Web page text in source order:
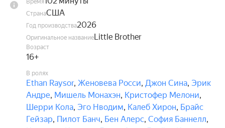
Время
СтранаСША
Год производства2026
Оригинальное названиеLittle Brother
Возраст
16+
В ролях
Ethan Raysor, Женовева Росси, Джон Сина, Эрик
Андре, Мишель Монахэн, Кристофер Мелони,
Шерри Кола, Эго Нводим, Калеб Хирон, Брайс
Гейзар, Пилот Банч, Бен Алерс, София Баннелл,